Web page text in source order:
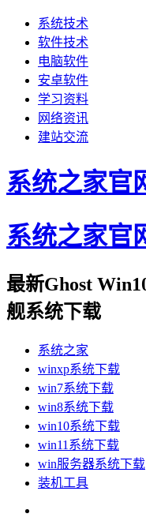
系统技术
软件技术
电脑软件
安卓软件
学习资料
网络资讯
建站交流
系统之家官
系统之家官
最新Ghost
舰系统下载
系统之家
winxp系统下载
win7系统下载
win8系统下载
win10系统下载
win11系统下载
win服务器系统下载
装机工具